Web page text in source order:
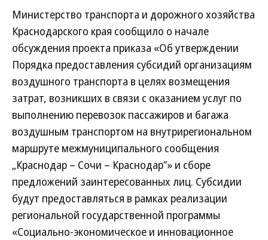
Министерство транспорта и дорожного хозяйства
Краснодарского края сообщило о начале
обсуждения проекта приказа «Об утверждении
Порядка предоставления субсидий организациям
воздушного транспорта в целях возмещения
затрат, возникших в связи с оказанием услуг по
выполнению перевозок пассажиров и багажа
воздушным транспортом на внутрирегиональном
маршруте межмуниципального сообщения
„Краснодар – Сочи – Краснодар”» и сборе
предложений заинтересованных лиц. Субсидии
будут предоставляться в рамках реализации
региональной государственной программы
«Социально-экономическое и инновационное